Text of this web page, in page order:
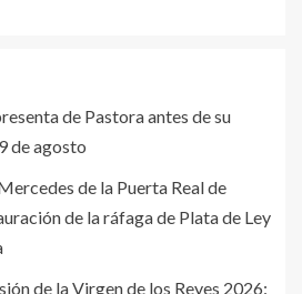
de Pastora antes de su
de agosto
de la Puerta Real de
de la ráfaga de Plata de Ley
de la Virgen de los Reyes 2026: